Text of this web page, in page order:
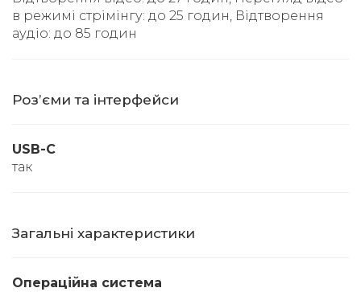
в режимі стрімінгу: до 25 годин, Відтворення
аудіо: до 85 годин
Розʼєми та інтерфейси
USB-C
так
Загальні характеристики
Операційна система